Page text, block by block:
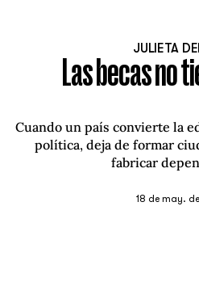
JULIETA
Las becas no
Cuando un país convierte la
política, deja de formar
fabricar
18 de may.